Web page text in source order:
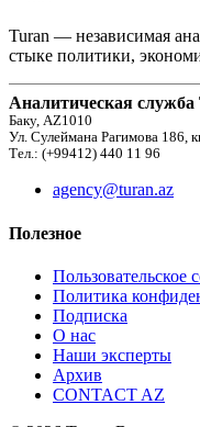
Turan — независимая
стыке политики,
Аналитическая служба
Баку, AZ1010
Ул. Сулеймана Рагимова 186,
Тел.: (+99412) 440 11 96
agency@turan.az
Полезное
Пользовательское
Политика
Подписка
О нас
Наши эксперты
Архив
CONTACT AZ